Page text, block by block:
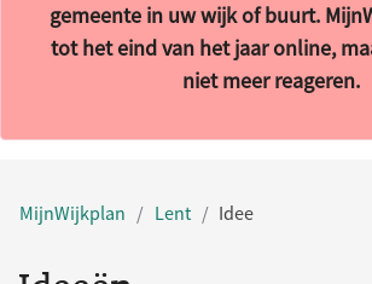
gemeente in uw wijk of buurt.
tot het eind van het jaar online,
niet meer reageren.
MijnWijkplan Lent Idee